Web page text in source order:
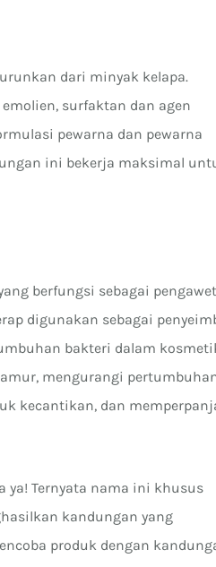
dari minyak kelapa.
surfaktan dan agen
pewarna dan pewarna
ini bekerja maksimal
berfungsi sebagai
digunakan sebagai
bakteri dalam
mengurangi
kecantikan, dan
ya! Ternyata nama ini khusus
kandungan yang
produk dengan